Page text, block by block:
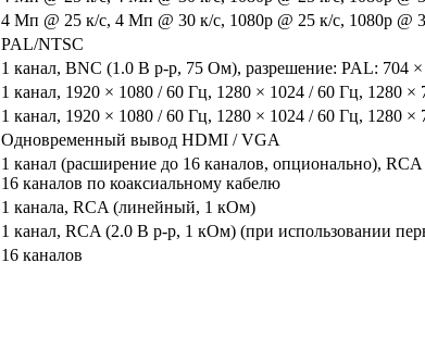
4 Мп @ 25 к/с, 4 Мп @ 30 к/с, 1080p @ 25 к/с, 1080p @
PAL/NTSC
1 канал, BNC (1.0 В p-p, 75 Ом), разрешение: PAL: 704
1 канал, 1920 × 1080 / 60 Гц, 1280 × 1024 / 60 Гц, 1280
1 канал, 1920 × 1080 / 60 Гц, 1280 × 1024 / 60 Гц, 1280
Одновременный вывод HDMI / VGA
1 канал (расширение до 16 каналов, опционально),
16 каналов по коаксиальному кабелю
1 канала, RCA (линейный, 1 кОм)
1 канал, RCA (2.0 В p-p, 1 кОм) (при использовании
16 каналов